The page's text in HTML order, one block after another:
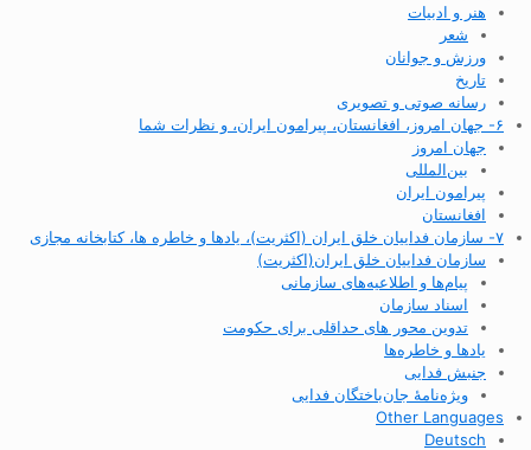
هنر و ادبیات
شعر
ورزش و جوانان
تاریخ
رسانه صوتی و تصویری
۶- جهان امروز، افغانستان، پیرامون ایران، و نظرات شما
جهان امروز
بین‌المللی
پیرامون ایران
افغانستان
۷- سازمان فداییان خلق ایران (اکثریت)، یادها و خاطره ها، کتابخانه مجازی
سازمان فداییان خلق ایران(اکثریت)
پیام‌ها و اطلاعیه‌های سازمانی
اسناد سازمان
تدوین محور های حداقلی برای حکومت
یادها و خاطره‌ها
جنبش فدایی
ویژه‌نامهٔ جان‌باختگان فدایی
Other Languages
Deutsch